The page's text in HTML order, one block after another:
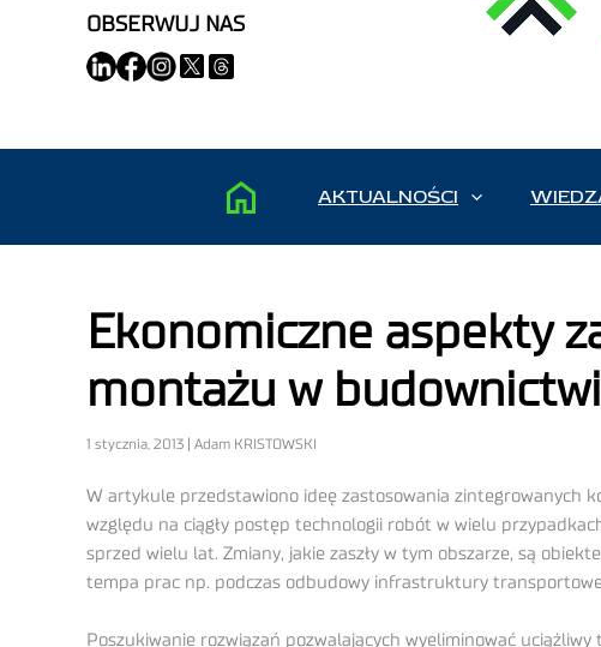
OBSERWUJ NAS
AKTUALNOŚCI
Ekonomiczne aspekty
montażu w
1 stycznia, 2013 | Adam KRISTOWSKI
W artykule przedstawiono ideę zastosowania zintegrowanych
względu na ciągły postęp technologii robót w wielu
sprzed wielu lat. Zmiany, jakie zaszły w tym obszarze, są
tempa prac np. podczas odbudowy infrastruktury
Poszukiwanie rozwiązań pozwalających wyeliminować